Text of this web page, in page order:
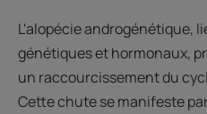
L'alopécie androgénétique,
génétiques et hormonaux,
un raccourcissement du
Cette chute se manifeste